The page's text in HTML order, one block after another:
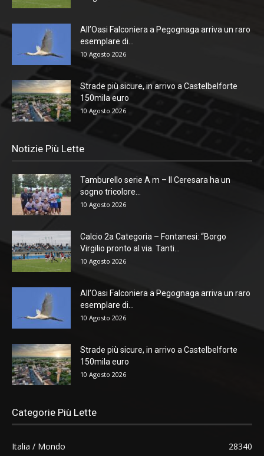
All’Oasi Falconiera a Pegognaga arriva un raro
esemplare di...
10 Agosto 2026
Strade più sicure, in arrivo a Castelbelforte
150mila euro
10 Agosto 2026
Notizie Più Lette
Tamburello serie A m – Il Ceresara ha un
sogno tricolore...
10 Agosto 2026
Calcio 2a Categoria – Fontanesi: “Borgo
Virgilio pronto al via. Tanti...
10 Agosto 2026
All’Oasi Falconiera a Pegognaga arriva un raro
esemplare di...
10 Agosto 2026
Strade più sicure, in arrivo a Castelbelforte
150mila euro
10 Agosto 2026
Categorie Più Lette
Italia / Mondo
28340